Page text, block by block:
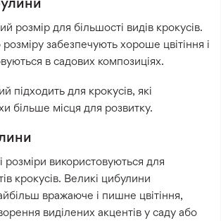
розмір для більшості видів крокусів.
забезпечують хороше цвітіння і
в садових композиціях.
підходить для крокусів, які
більше місця для розвитку.
розміри використовуються для
крокусів. Великі цибулини
вражаюче і пишне цвітіння,
виділених акцентів у саду або